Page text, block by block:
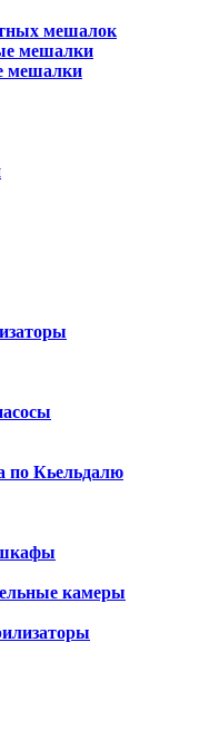
мешалок
мешалки
мешалки
по Кьельдалю
камеры